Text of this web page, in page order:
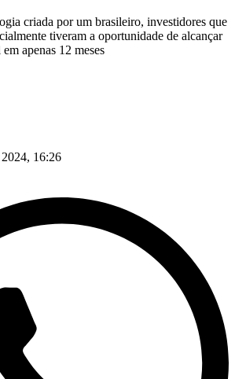
criada por um brasileiro, investidores que
tiveram a oportunidade de alcançar
apenas 12 meses
16:26